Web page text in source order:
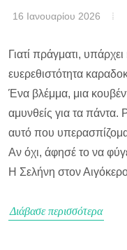
16 Ιανουαρίου 2026
Γιατί πράγματι,
ευερεθιστότητα
Ένα βλέμμα, μια
αμυνθείς για τα
αυτό που
Αν όχι, άφησέ το να
Η Σελήνη στον
Διάβασε περισσότερα